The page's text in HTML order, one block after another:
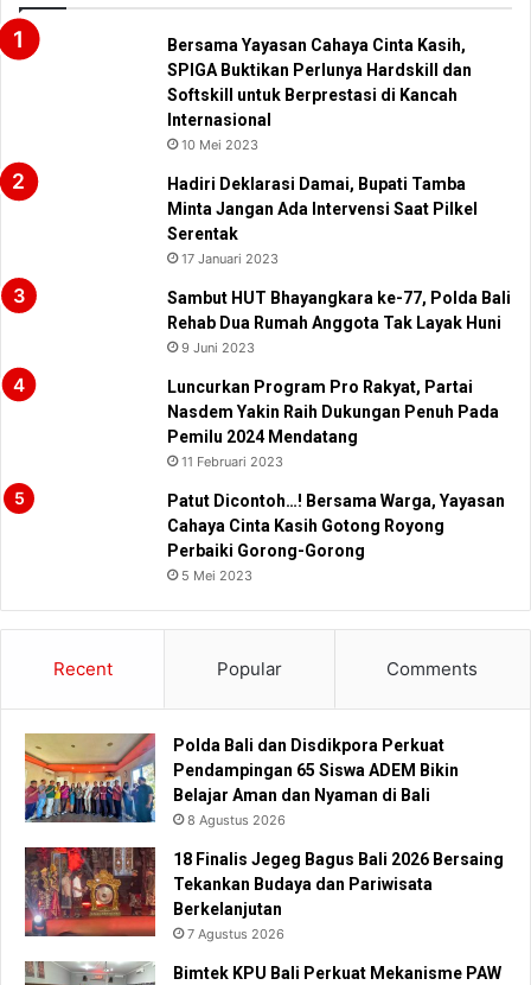
Bersama Yayasan Cahaya Cinta Kasih,
SPIGA Buktikan Perlunya Hardskill dan
Softskill untuk Berprestasi di Kancah
Internasional
10 Mei 2023
Hadiri Deklarasi Damai, Bupati Tamba
Minta Jangan Ada Intervensi Saat Pilkel
Serentak
17 Januari 2023
Sambut HUT Bhayangkara ke-77, Polda Bali
Rehab Dua Rumah Anggota Tak Layak Huni
9 Juni 2023
Luncurkan Program Pro Rakyat, Partai
Nasdem Yakin Raih Dukungan Penuh Pada
Pemilu 2024 Mendatang
11 Februari 2023
Patut Dicontoh…! Bersama Warga, Yayasan
Cahaya Cinta Kasih Gotong Royong
Perbaiki Gorong-Gorong
5 Mei 2023
Recent Popular Comments
Polda Bali dan Disdikpora Perkuat
Pendampingan 65 Siswa ADEM Bikin
Belajar Aman dan Nyaman di Bali
8 Agustus 2026
18 Finalis Jegeg Bagus Bali 2026 Bersaing
Tekankan Budaya dan Pariwisata
Berkelanjutan
7 Agustus 2026
Bimtek KPU Bali Perkuat Mekanisme PAW